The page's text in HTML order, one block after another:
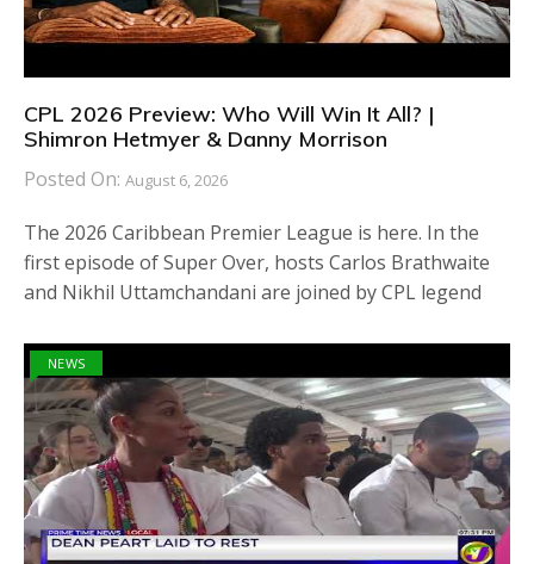
CPL 2026 Preview: Who Will Win It All? |
Shimron Hetmyer & Danny Morrison
Posted On: August 6, 2026
The 2026 Caribbean Premier League is here. In the
first episode of Super Over, hosts Carlos Brathwaite
and Nikhil Uttamchandani are joined by CPL legend
NEWS